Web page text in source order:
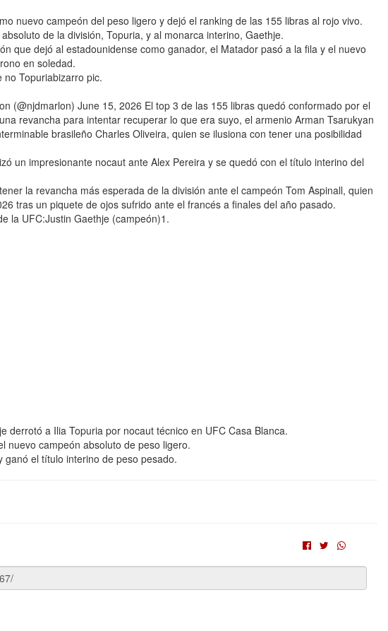
nuevo campeón del peso ligero y dejó el ranking de las 155 libras al rojo vivo.
de la división, Topuria, y al monarca interino, Gaethje.
que dejó al estadounidense como ganador, el Matador pasó a la fila y el nuevo
en soledad.
Topuriabizarro pic.
(@njdmarlon) June 15, 2026 El top 3 de las 155 libras quedó conformado por el
revancha para intentar recuperar lo que era suyo, el armenio Arman Tsarukyan
brasileño Charles Oliveira, quien se ilusiona con tener una posibilidad
un impresionante nocaut ante Alex Pereira y se quedó con el título interino del
la revancha más esperada de la división ante el campeón Tom Aspinall, quien
tras un piquete de ojos sufrido ante el francés a finales del año pasado.
la UFC:Justin Gaethje (campeón)1.
derrotó a Ilia Topuria por nocaut técnico en UFC Casa Blanca.
nuevo campeón absoluto de peso ligero.
ganó el título interino de peso pesado.